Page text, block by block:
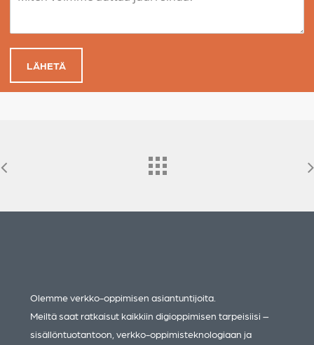
LÄHETÄ
Olemme verkko-oppimisen asiantuntijoita.
Meiltä saat ratkaisut kaikkiin digioppimisen tarpeisiisi –
sisällöntuotantoon, verkko-oppimisteknologiaan ja